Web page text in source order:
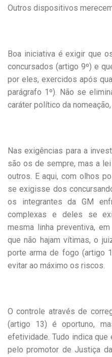
Outros dispositivos
Boa iniciativa é exigir que
concursados (artigo 9º) e
por eles, exercidos após
parágrafo 1º). Não se
caráter político da
Nas exigências para a
são os de sempre, mas a
outros. E aqui, com olhos
se exigisse dos
os integrantes da GM
complexas e deles se
mesma linha preventiva,
que não hajam vítimas, o
porte arma de fogo (artigo
evitar ao máximo os riscos.
O controle através de
(artigo 13) é oportuno,
efetividade. Tudo indica que
pelo promotor de Justiça